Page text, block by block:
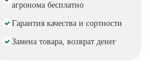
агронома бесплатно
Гарантия качества и сортности
Замена товара, возврат денег